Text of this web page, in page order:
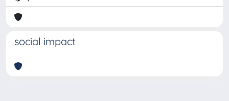
social impact